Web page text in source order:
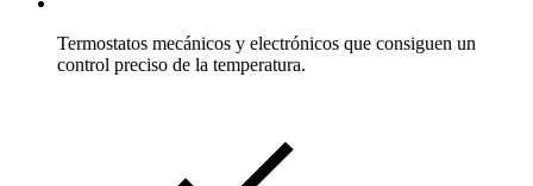
Termostatos mecánicos y electrónicos que consiguen un
control preciso de la temperatura.